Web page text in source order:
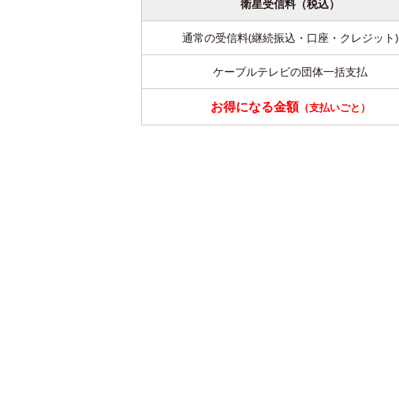
衛星受信料（税込）
通常の受信料(継続振込・口座・クレジット)
ケーブルテレビの団体一括支払
お得になる金額（支払いごと）